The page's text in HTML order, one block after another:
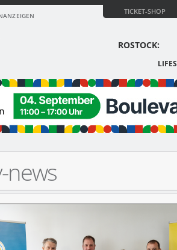
TICKET-SHOP
ROSTOCK:
news